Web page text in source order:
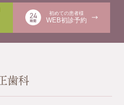
初めての患者様
WEB初診予約